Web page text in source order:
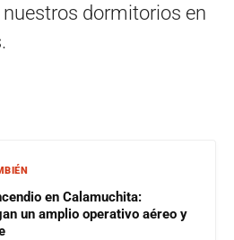
dormitorios en
en Calamuchita:
un amplio operativo aéreo y